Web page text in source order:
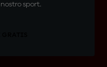
sport.